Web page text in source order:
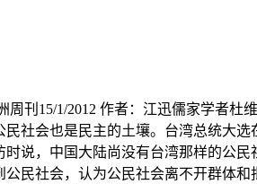
刊15/1/2012 作者：江迅儒家学者
社会也是民主的土壤。台湾总统大
说，中国大陆尚没有台湾那样的公
民社会，认为公民社会离不开群体